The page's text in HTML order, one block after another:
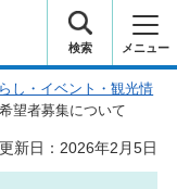
検索 メニュー
し・イベント・観光情
望者募集について
更新日：2026年2月5日